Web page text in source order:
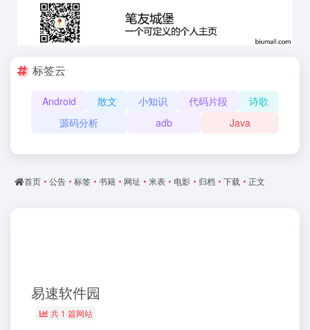
标签云
Android 散文 小知识 代码片段
诗歌
源码分析
adb Java
首页 • 公告 • 标签 • 书籍 • 网址 • 米表 • 电影 • 归档 • 下载 • 正文
易速软件园
共 1 篇网站